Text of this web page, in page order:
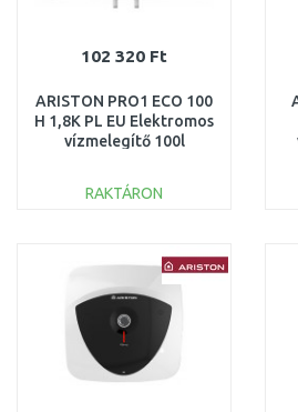
102 320 Ft
ARISTON PRO1 ECO 100
H 1,8K PL EU Elektromos
vízmelegítő 100l
RAKTÁRON
Összehasonlítás